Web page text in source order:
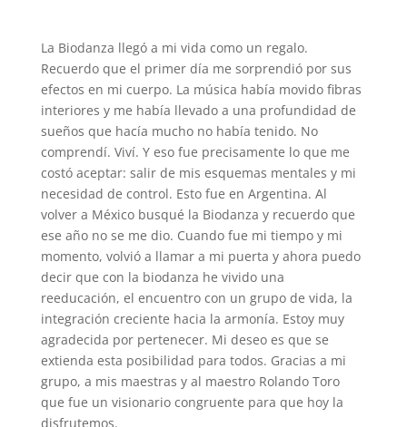
La Biodanza llegó a mi vida como un regalo.
Recuerdo que el primer día me sorprendió por sus
efectos en mi cuerpo. La música había movido fibras
interiores y me había llevado a una profundidad de
sueños que hacía mucho no había tenido. No
comprendí. Viví. Y eso fue precisamente lo que me
costó aceptar: salir de mis esquemas mentales y mi
necesidad de control. Esto fue en Argentina. Al
volver a México busqué la Biodanza y recuerdo que
ese año no se me dio. Cuando fue mi tiempo y mi
momento, volvió a llamar a mi puerta y ahora puedo
decir que con la biodanza he vivido una
reeducación, el encuentro con un grupo de vida, la
integración creciente hacia la armonía. Estoy muy
agradecida por pertenecer. Mi deseo es que se
extienda esta posibilidad para todos. Gracias a mi
grupo, a mis maestras y al maestro Rolando Toro
que fue un visionario congruente para que hoy la
disfrutemos.